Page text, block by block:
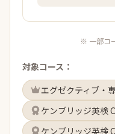
※ 一部コ
対象コース：
エグゼクティブ・
ケンブリッジ英検
ケンブリッジ英検